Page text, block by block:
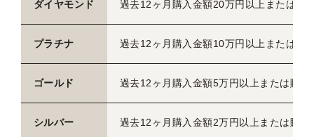
ダイヤモンド 過去12ヶ月購入金額20万円以上または購
プラチナ 過去12ヶ月購入金額10万円以上または購
ゴールド 過去12ヶ月購入金額5万円以上または購入
シルバー 過去12ヶ月購入金額2万円以上または購入